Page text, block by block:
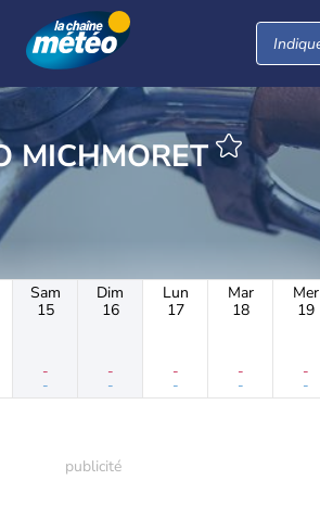
METEO MICHMORET
Sam
15
-
-
Dim
16
-
-
Lun
17
-
-
Mar
18
-
-
Mer
19
-
-